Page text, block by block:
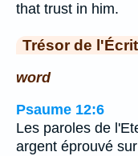
that trust in him.
Trésor de
word
Psaume 12:6
Les paroles de
argent éprouvé